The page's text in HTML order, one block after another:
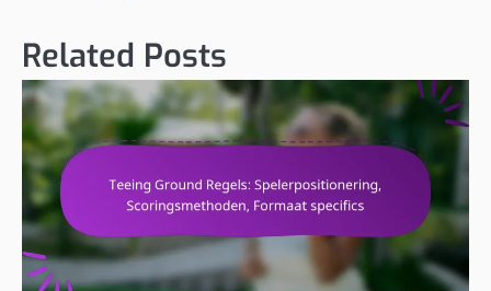
Related Posts